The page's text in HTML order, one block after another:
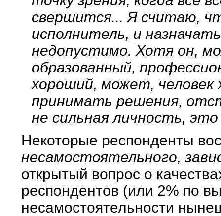
свершится... Я считаю,
исполнитель, и
недопустимо. Хотя он,
образованный,
хороший, может, человек
принимать решения,
не сильная личность,
Некоторые респонденты
несамостоятельного,
открытый вопрос о
респондентов (или 2% по
несамостоятельности